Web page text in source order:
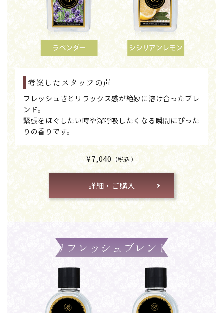
考案したスタッフの声
フレッシュさとリラックス感が絶妙に溶け合ったブレ
ンド。
緊張をほぐしたい時や深呼吸したくなる瞬間にぴった
りの香りです。
¥7,040 （税込）
詳細・ご購入
リフレッシュブレンド